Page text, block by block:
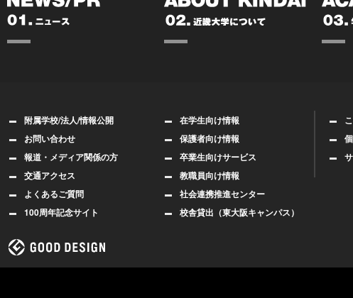
附属学校/法人/情報公開
お問い合わせ
報道・メディア関係の方
交通アクセス
よくあるご質問
100周年記念サイト
在学生向け情報
保護者向け情報
卒業生向けサービス
教職員向け情報
社会連携推進センター
校舎貸出（東大阪キャンパス）